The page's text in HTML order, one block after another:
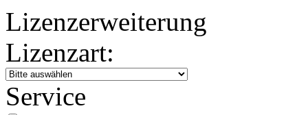
Lizenzerweiterung
Lizenzart:
Service